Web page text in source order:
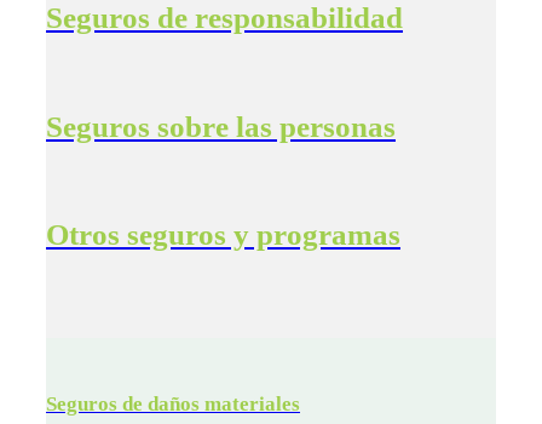
Seguros de responsabilidad
Seguros sobre las personas
Otros seguros y programas
Seguros de daños materiales